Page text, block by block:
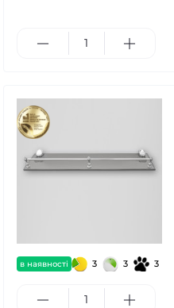
в наявності 3 3 3